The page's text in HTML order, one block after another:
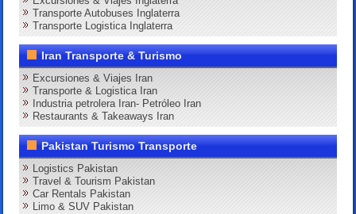
Transporte Autobuses Inglaterra
Transporte Logistica Inglaterra
Iran Transporte & Turismo
Excursiones & Viajes Iran
Transporte & Logistica Iran
Industria petrolera Iran- Petróleo Iran
Restaurants & Takeaways Iran
Pakistan Turismo Transporte
Logistics Pakistan
Travel & Tourism Pakistan
Car Rentals Pakistan
Limo & SUV Pakistan